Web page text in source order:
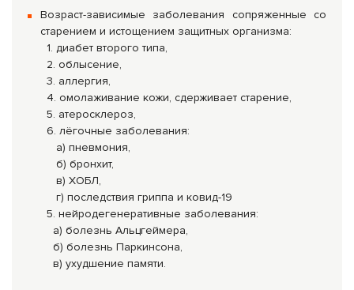
Возраст-зависимые заболевания сопряженные со
старением и истощением защитных организма:
1. диабет второго типа,
2. облысение,
3. аллергия,
4. омолаживание кожи, сдерживает старение,
5. атеросклероз,
6. лёгочные заболевания:
а) пневмония,
б) бронхит,
в) ХОБЛ,
г) последствия гриппа и ковид-19
5. нейродегенеративные заболевания:
а) болезнь Альцгеймера,
б) болезнь Паркинсона,
в) ухудшение памяти.